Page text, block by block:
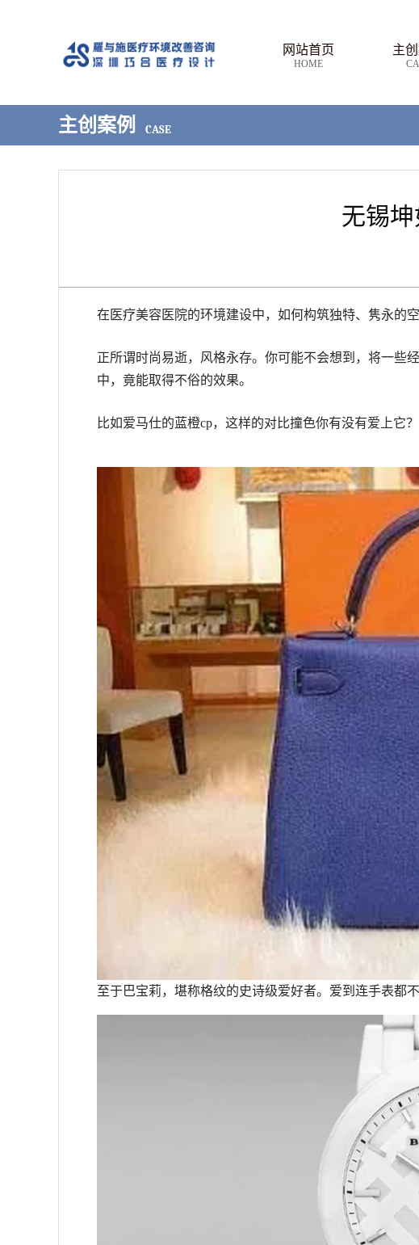
网站首页
HOME
主
主创案例 CASE
无锡
在医疗美容医院的环境建设中，如何构筑独特、隽永的
正所谓时尚易逝，风格永存。你可能不会想到，将一些
中，竟能取得不俗的效果。
比如爱马仕的蓝橙cp，这样的对比撞色你有没有爱上它？
至于巴宝莉，堪称格纹的史诗级爱好者。爱到连手表都不